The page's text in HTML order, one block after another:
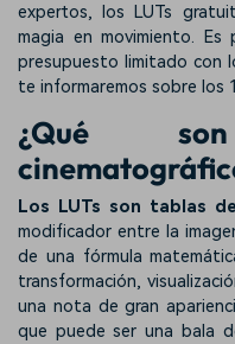
expertos, los LUTs
magia en movimiento.
presupuesto limitado con
te informaremos sobre los
¿Qué
Los LUTs son tablas
modificador entre la
de una fórmula
transformación,
una nota de gran
que puede ser una bala